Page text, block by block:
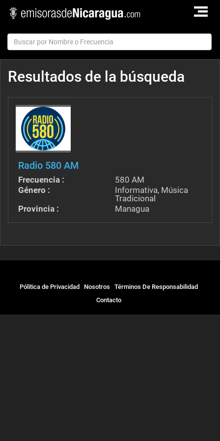
TOGGLE
Resultados de la búsqueda
Radio 580 AM
Frecuencia :
580 AM
Género :
Informativa, Música
Tradicional
Provincia :
Managua
Pólitica de Privacidad Nosotros
Términos De Responsabilidad
Contacto